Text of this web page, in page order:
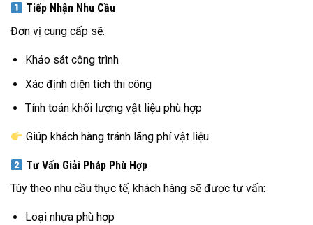
Tiếp Nhận Nhu Cầu
Đơn vị cung cấp sẽ:
Khảo sát công trình
Xác định diện tích thi công
Tính toán khối lượng vật liệu phù hợp
Giúp khách hàng tránh lãng phí vật liệu.
Tư Vấn Giải Pháp Phù Hợp
Tùy theo nhu cầu thực tế, khách hàng sẽ được tư vấn:
Loại nhựa phù hợp